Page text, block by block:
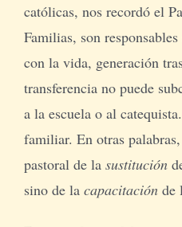
católicas, nos recordó el
Familias, son
con la vida, generación
transferencia no puede
a la escuela o al
familiar. En otras
pastoral de la sustitución
sino de la capacitaciónde